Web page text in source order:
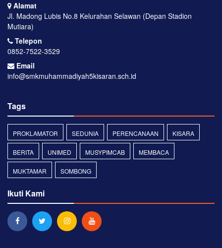
Alamat
Jl. Madong Lubis No.8 Kelurahan Selawan (Depan Stadion
Mutiara)
Telepon
0852-7522-3529
Email
info@smkmuhammadiyah5kisaran.sch.id
Tags
PROKLAMATOR SEDUNIA PERENCANAAN KISARA
BERITA UNIMED MUSYPIMCAB MEMBACA
MUKTAMAR SOMBONG
Ikuti Kami